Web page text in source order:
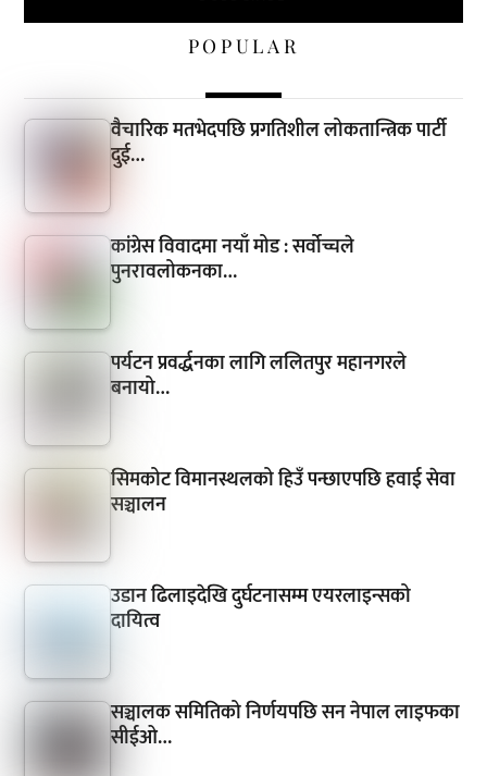
POPULAR
वैचारिक मतभेदपछि प्रगतिशील लोकतान्त्रिक पार्टी
दुई…
कांग्रेस विवादमा नयाँ मोड : सर्वोच्चले
पुनरावलोकनका…
पर्यटन प्रवर्द्धनका लागि ललितपुर महानगरले
बनायो…
सिमकोट विमानस्थलको हिउँ पन्छाएपछि हवाई सेवा
सञ्चालन
उडान ढिलाइदेखि दुर्घटनासम्म एयरलाइन्सको
दायित्व
सञ्चालक समितिको निर्णयपछि सन नेपाल लाइफका
सीईओ…